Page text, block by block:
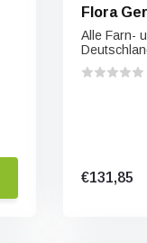
Flora
Alle Farn-
€131,85